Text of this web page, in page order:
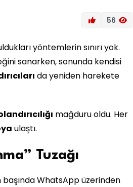
56
yöntemlerin sınırı yok.
sanarken, sonunda kendisi
da yeniden harekete
mağduru oldu. Her
ulaştı.
Tuzağı
başında WhatsApp üzerinden